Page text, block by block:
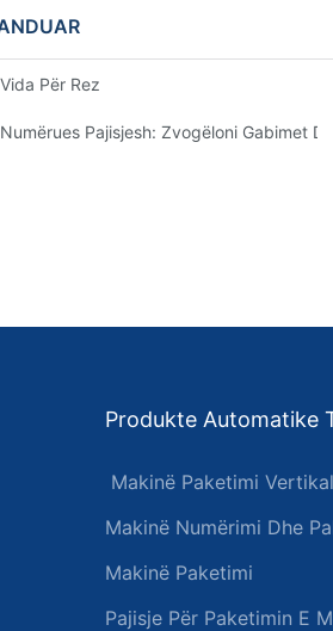
Për Rezultate Të Besueshme Dhe Të
Pajisjesh: Zvogëloni Gabimet
Produkte Automatike
Makinë Paketimi Vertikal
Makinë Numërimi Dhe
Makinë Paketimi
Pajisje Për Paketimin E